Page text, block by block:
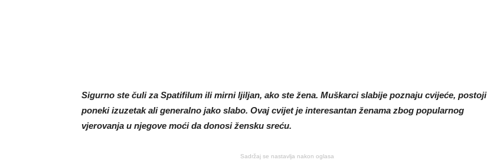
Sigurno ste čuli za Spatifilum ili mirni ljiljan, ako ste žena. Muškarci slabije poznaju cvijeće, postoji
poneki izuzetak ali generalno jako slabo. Ovaj cvijet je interesantan ženama zbog popularnog
vjerovanja u njegove moći da donosi žensku sreću.
Sadržaj se nastavlja nakon oglasa